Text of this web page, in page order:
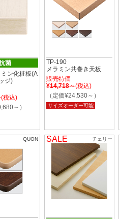
菌
ミン化粧板(A
ジ)
(税込)
～）
TP-190
メラミン共巻き天板
販売特価
¥14,718～(税込)
（定価¥24,530～）
サイズオーダー可能
QUON SALE チェリー